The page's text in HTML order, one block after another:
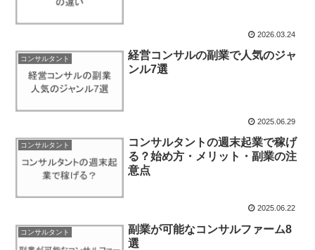
2026.03.24
コンサルタント
経営コンサルの副業で人気のジャ
ンル7選
2025.06.29
コンサルタント
コンサルタントの週末起業で稼げ
る？始め方・メリット・副業の注
意点
2025.06.22
コンサルタント
副業が可能なコンサルファーム8
選